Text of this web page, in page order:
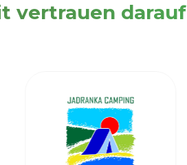
vertrauen darauf